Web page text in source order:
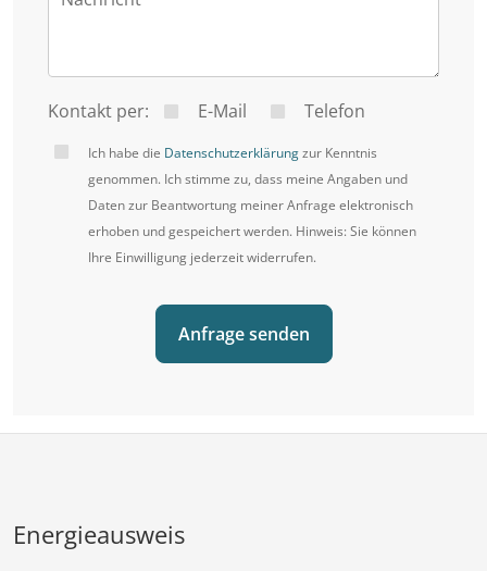
bietet dieses Objekt vielfältige
Entwicklungsmöglichkeiten. Denkbar ist sowohl
eine energetische Sanierung und Erweiterung des
Bestandsgebäudes als auch ein Neubau –
beispielsweise eines Einfamilien-, Doppel- oder
Generationenhauses (vorbehaltlich behördlicher
Zentralheizung erneuert. 2020 erfolgte der Einbau
moderner Thermopane-Fenster.
Optionen, den Wert der Immobilie nachhaltig zu
Kontakt per: E-Mail Telefon
Ich habe die Datenschutzerklärungzur Kenntnis
genommen. Ich stimme zu, dass meine Angaben und
Daten zur Beantwortung meiner Anfrage elektronisch
erhoben und gespeichert werden. Hinweis: Sie können
Ihre Einwilligung jederzeit widerrufen.
Anfrage senden
Energieausweis